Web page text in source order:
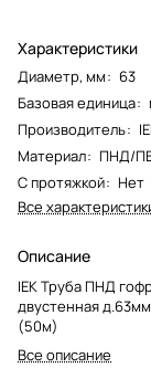
Характеристики
Диаметр, мм: 63
Базовая единица:
Производитель:
Материал: ПНД/
С протяжкой: Нет
Все
Описание
IEK Труба ПНД
двустенная
(50м)
Все описание